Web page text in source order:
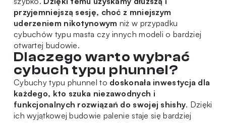
przyjemniejszą sesję, choć z mniejszym
uderzeniem nikotynowym niż w przypadku
cybuchów typu masta czy innych modeli o bardziej
otwartej budowie.
Dlaczego warto wybrać
cybuch typu phunnel?
Cybuchy typu phunnel to doskonała inwestycja dla
każdego, kto szuka niezawodnych i
funkcjonalnych rozwiązań do swojej shishy. Dzięki
ich wyjątkowej budowie palenie staje się bardziej